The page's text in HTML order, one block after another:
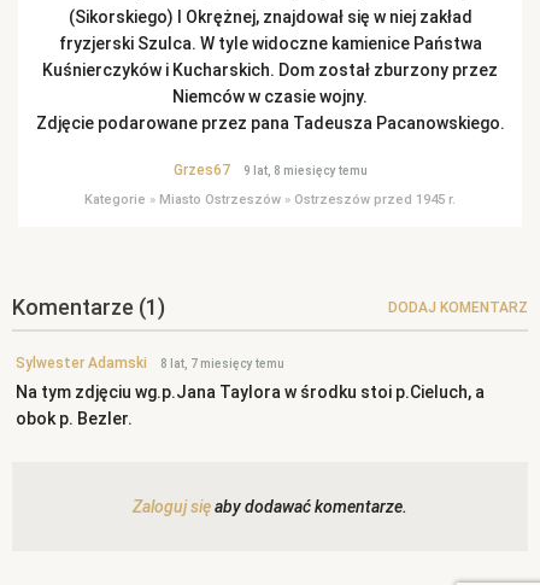
(Sikorskiego) I Okrężnej, znajdował się w niej zakład
fryzjerski Szulca. W tyle widoczne kamienice Państwa
Kuśnierczyków i Kucharskich. Dom został zburzony przez
Niemców w czasie wojny.
Zdjęcie podarowane przez pana Tadeusza Pacanowskiego.
Grzes67 9 lat, 8 miesięcy temu
Kategorie » Miasto Ostrzeszów » Ostrzeszów przed 1945 r.
Komentarze (1) DODAJ KOMENTARZ
Sylwester Adamski 8 lat, 7 miesięcy temu
Na tym zdjęciu wg.p.Jana Taylora w środku stoi p.Cieluch, a
obok p. Bezler.
Zaloguj sięaby dodawać komentarze.